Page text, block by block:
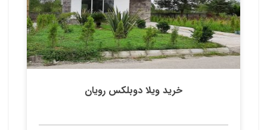
خرید ویلا دوبلکس رویان